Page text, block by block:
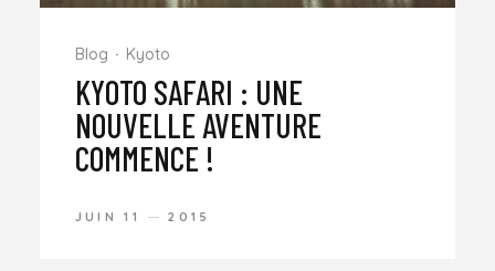
Blog Kyoto
KYOTO SAFARI : UNE
NOUVELLE AVENTURE
COMMENCE !
JUIN 11 2015